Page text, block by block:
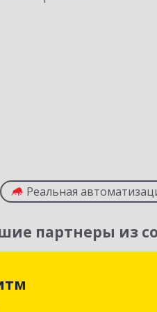
Реальная
партнеры из
обл, Кемерово г,